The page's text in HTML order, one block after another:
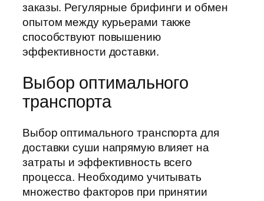
заказы. Регулярные брифинги и обмен
опытом между курьерами также
способствуют повышению
эффективности доставки.
Выбор оптимального
транспорта
Выбор оптимального транспорта для
доставки суши напрямую влияет на
затраты и эффективность всего
процесса. Необходимо учитывать
множество факторов при принятии